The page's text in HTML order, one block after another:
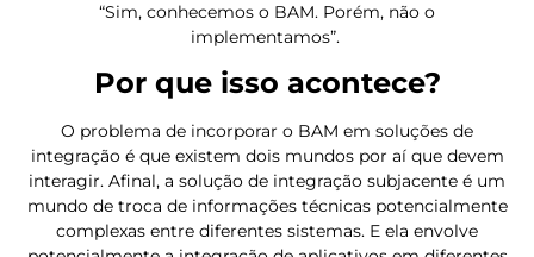
“Sim, conhecemos o BAM. Porém, não o
implementamos”.
Por que isso acontece?
O problema de incorporar o BAM em soluções de
integração é que existem dois mundos por aí que devem
interagir. Afinal, a solução de integração subjacente é um
mundo de troca de informações técnicas potencialmente
complexas entre diferentes sistemas. E ela envolve